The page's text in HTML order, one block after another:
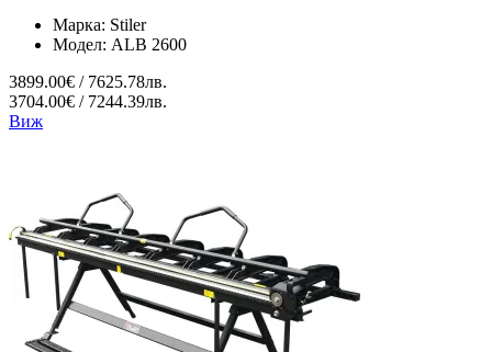
Марка: Stiler
Модел: ALB 2600
3899.00€ / 7625.78лв.
3704.00€ / 7244.39лв.
Виж